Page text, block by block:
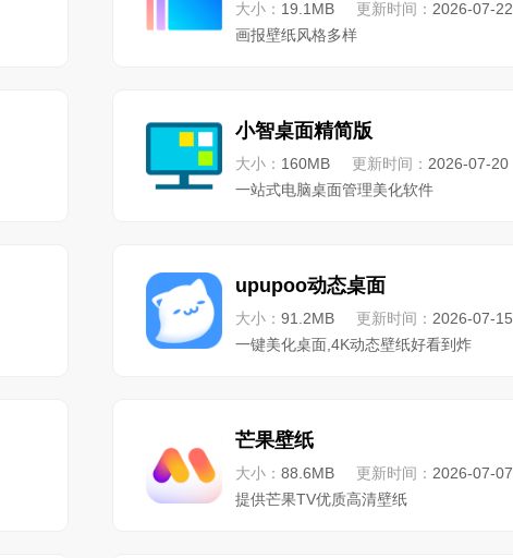
大小： 19.1MB 更新时间： 2026-07-22
画报壁纸风格多样
小智桌面精简版
大小： 160MB 更新时间： 2026-07-20
一站式电脑桌面管理美化软件
upupoo动态桌面
大小： 91.2MB 更新时间： 2026-07-15
一键美化桌面,4K动态壁纸好看到炸
芒果壁纸
大小： 88.6MB 更新时间： 2026-07-07
提供芒果TV优质高清壁纸